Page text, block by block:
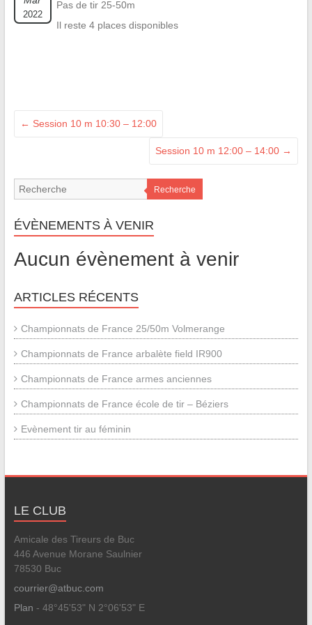
2022
Pas de tir 25-50m
Il reste 4 places disponibles
← Session 10 m 10:30 – 12:00
Session 10 m 12:00 – 14:00 →
Recherche
ÉVÈNEMENTS À VENIR
Aucun évènement à venir
ARTICLES RÉCENTS
Championnats de France 25/50m Volmerange
Championnats de France arbalète field IR900
Championnats de France armes anciennes
Championnats de France école de tir – Béziers
Evènement tir au féminin
LE CLUB
Amicale des Tireurs de Buc
446 Avenue Morane Saulnier
78530 Buc
courrier@atbuc.com
Plan - 48°45'53" N 2°06'53" E